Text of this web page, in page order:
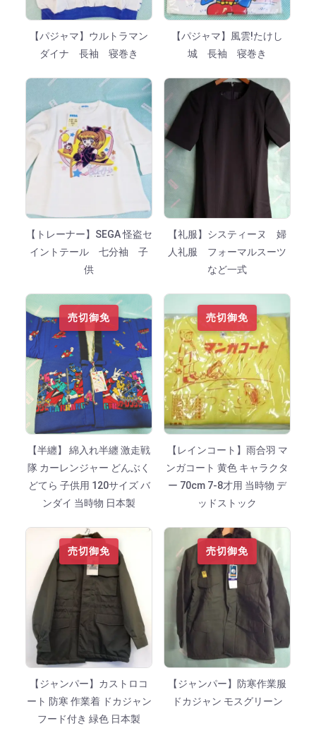
【パジャマ】ウルトラマン
ダイナ 長袖 寝巻き
【パジャマ】風雲!たけし
城 長袖 寝巻き
【トレーナー】SEGA 怪盗セ
イントテール 七分袖 子
供
【礼服】システィーヌ 婦
人礼服 フォーマルスーツ
など一式
売切御免
【半纏】 綿入れ半纏 激走戦
隊 カーレンジャー どんぶく
どてら 子供用 120サイズ バ
ンダイ 当時物 日本製
売切御免
【レインコート】雨合羽 マ
ンガコート 黄色 キャラクタ
ー 70cm 7-8才用 当時物 デ
ッドストック
売切御免
【ジャンパー】カストロコ
ート 防寒 作業着 ドカジャン
フード付き 緑色 日本製
売切御免
【ジャンパー】防寒作業服
ドカジャン モスグリーン